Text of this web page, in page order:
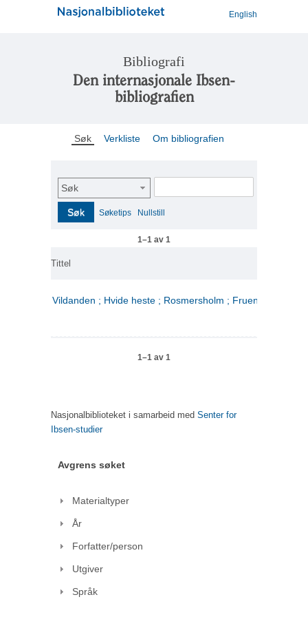
English
Bibliografi
Den internasjonale Ibsen-
bibliografien
Søk Verkliste Om bibliografien
Søk
Søk Søketips Nullstill
1–1 av 1
Tittel
Vildanden ; Hvide heste ; Rosmersholm ; Fruen fra havet
1–1 av 1
Nasjonalbiblioteket i samarbeid med Senter for
Ibsen-studier
Avgrens søket
Materialtyper
År
Forfatter/person
Utgiver
Språk